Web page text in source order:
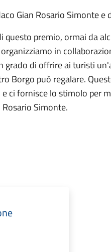
Gian Rosario Simonte e
premio, ormai da
in
grado di offrire ai turisti
Borgo può regalare.
ci fornisce lo stimolo per
Simonte.